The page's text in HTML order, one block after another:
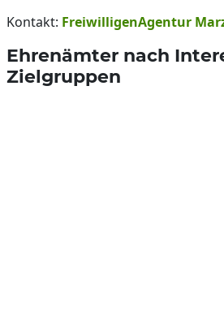
Kontakt: FreiwilligenAgentur
Ehrenämter nach
Zielgruppen